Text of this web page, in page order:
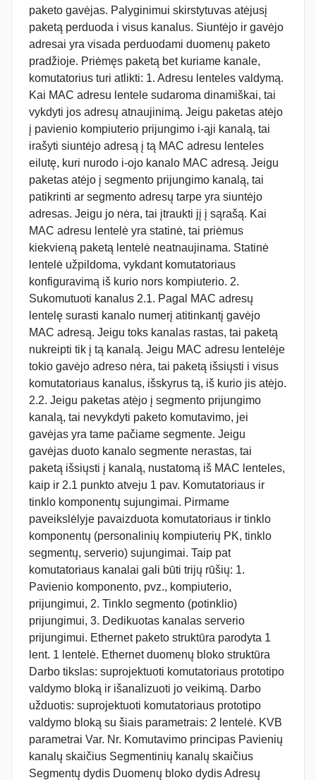
paketo gavėjas. Palyginimui skirstytuvas atėjusį
paketą perduoda i visus kanalus. Siuntėjo ir gavėjo
adresai yra visada perduodami duomenų paketo
pradžioje. Priėmęs paketą bet kuriame kanale,
komutatorius turi atlikti: 1. Adresu lenteles valdymą.
Kai MAC adresu lentele sudaroma dinamiškai, tai
vykdyti jos adresų atnaujinimą. Jeigu paketas atėjo
į pavienio kompiuterio prijungimo i-ąji kanalą, tai
irašyti siuntėjo adresą į tą MAC adresu lenteles
eilutę, kuri nurodo i-ojo kanalo MAC adresą. Jeigu
paketas atėjo į segmento prijungimo kanalą, tai
patikrinti ar segmento adresų tarpe yra siuntėjo
adresas. Jeigu jo nėra, tai įtraukti jį į sąrašą. Kai
MAC adresu lentelė yra statinė, tai priėmus
kiekvieną paketą lentelė neatnaujinama. Statinė
lentelė užpildoma, vykdant komutatoriaus
konfiguravimą iš kurio nors kompiuterio. 2.
Sukomutuoti kanalus 2.1. Pagal MAC adresų
lentelę surasti kanalo numerį atitinkantį gavėjo
MAC adresą. Jeigu toks kanalas rastas, tai paketą
nukreipti tik į tą kanalą. Jeigu MAC adresu lentelėje
tokio gavėjo adreso nėra, tai paketą išsiųsti i visus
komutatoriaus kanalus, išskyrus tą, iš kurio jis atėjo.
2.2. Jeigu paketas atėjo į segmento prijungimo
kanalą, tai nevykdyti paketo komutavimo, jei
gavėjas yra tame pačiame segmente. Jeigu
gavėjas duoto kanalo segmente nerastas, tai
paketą išsiųsti į kanalą, nustatomą iš MAC lenteles,
kaip ir 2.1 punkto atveju 1 pav. Komutatoriaus ir
tinklo komponentų sujungimai. Pirmame
paveikslėlyje pavaizduota komutatoriaus ir tinklo
komponentų (personalinių kompiuterių PK, tinklo
segmentų, serverio) sujungimai. Taip pat
komutatoriaus kanalai gali būti trijų rūšių: 1.
Pavienio komponento, pvz., kompiuterio,
prijungimui, 2. Tinklo segmento (potinklio)
prijungimui, 3. Dedikuotas kanalas serverio
prijungimui. Ethernet paketo struktūra parodyta 1
lent. 1 lentelė. Ethernet duomenų bloko struktūra
Darbo tikslas: suprojektuoti komutatoriaus prototipo
valdymo bloką ir išanalizuoti jo veikimą. Darbo
užduotis: suprojektuoti komutatoriaus prototipo
valdymo bloką su šiais parametrais: 2 lentelė. KVB
parametrai Var. Nr. Komutavimo principas Pavienių
kanalų skaičius Segmentinių kanalų skaičius
Segmentų dydis Duomenų bloko dydis Adresų